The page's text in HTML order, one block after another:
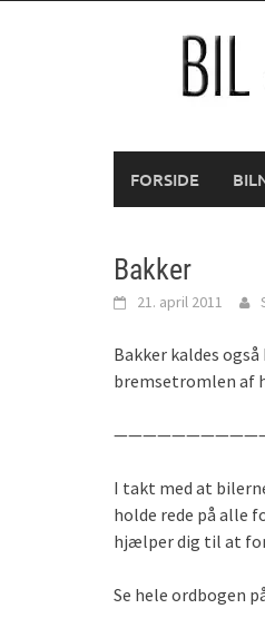
FORSIDE
Bakker
21. april 2011
Bakker kaldes
bremsetromlen af
I takt med at
holde rede på alle
hjælper dig til at
Se hele ordbogen